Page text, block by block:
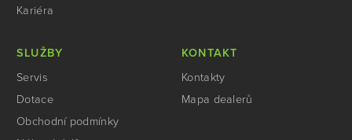
Kariéra
SLUŽBY
Servis
Dotace
Obchodní podmínky
KONTAKT
Kontakty
Mapa dealerů